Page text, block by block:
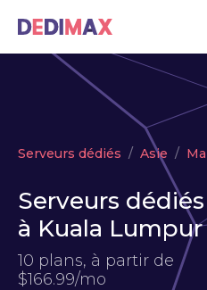
Serveurs dédiés Asie
Serveurs dédiés
à Kuala Lumpur
10 plans, à partir de
$166.99/mo